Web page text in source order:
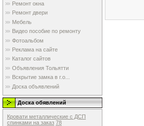
Ремонт окна
Ремонт двери
Мебель
Видео пособие по ремонту
Фотоальбом
Реклама на сайте
Каталог сайтов
Объявления Тольятти
Вскрытие замка в г.о...
Доска объявлений
Доска обявлений
Кровати металлические с ДСП
спинками на заказ 78